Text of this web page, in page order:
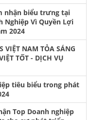
nhận biểu trưng tại
Nghiệp Vì Quyền Lợi
2024
VIỆT NAM TỎA SÁNG
TỐT - DỊCH VỤ
tiêu biểu trong phát
Top Doanh nghiệp